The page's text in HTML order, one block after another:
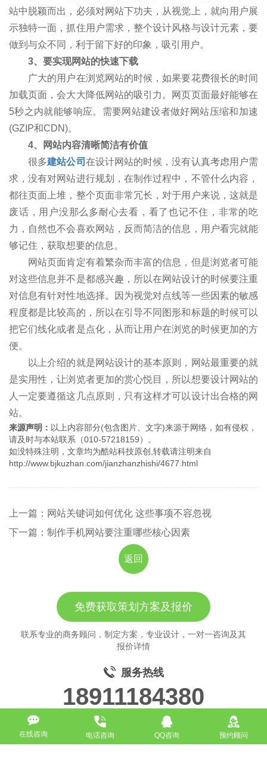
站中脱颖而出，必须对网站下功夫，从视觉上，就向用户展
示独特一面，抓住用户需求，整个设计风格与设计元素，要
做到与众不同，利于留下好的印象，吸引用户。
3、要实现网站的快速下载
广大的用户在浏览网站的时候，如果要花费很长的时间
加载页面，会大大降低网站的吸引力。网页页面最好能够在
5秒之内就能够响应。需要网站建设者做好网站压缩和加速
(GZIP和CDN)。
4、网站内容清晰简洁有价值
很多建站公司 在设计网站的时候，没有认真考虑用户需
求，没有对网站进行规划，在制作过程中，不管什么内容，
都往页面上堆，整个页面非常冗长，对于用户来说，这就是
废话，用户没那么多耐心去看，看了也记不住，非常的吃
力，自然也不会喜欢网站，反而简洁的信息，用户看完就能
够记住，获取想要的信息。
网站页面肯定有着繁杂而丰富的信息，但是浏览者可能
对这些信息并不是都感兴趣，所以在网站设计的时候要注重
对信息有针对性地选择。因为视觉对点线等一些因素的敏感
程度都是比较高的，所以在引导不同图形和标题的时候可以
把它们线化或者是点化，从而让用户在浏览的时候更加的方
便。
以上介绍的就是网站设计的基本原则，网站最重要的就
是实用性，让浏览者更加的赏心悦目，所以想要设计网站的
人一定要遵循这几点原则，只有这样才可以设计出合格的网
站。
来源声明： 以上内容部分(包含图片、文字)来源于网络，如有侵权，
请及时与本站联系（010-57218159）。
如没特殊注明，文章均为酷站科技原创,转载请注明来自
http://www.bjkuzhan.com/jianzhanzhishi/4677.html
上一篇：网站关键词如何优化 这些事项不容忽视
下一篇：制作手机网站要注重哪些核心因素
返回
免费获取策划方案及报价
联系专业的商务顾问，制定方案，专业设计，一对一咨询及其
报价详情
服务热线
18911184380
在线咨询 电话咨询 QQ咨询 预约顾问